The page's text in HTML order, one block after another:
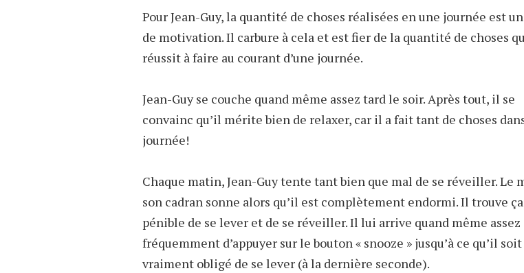
Pour Jean-Guy, la quantité de choses réalisées en une journée est
de motivation. Il carbure à cela et est fier de la quantité de choses
réussit à faire au courant d’une journée.
Jean-Guy se couche quand même assez tard le soir. Après tout, il se
convainc qu’il mérite bien de relaxer, car il a fait tant de choses
journée!
Chaque matin, Jean-Guy tente tant bien que mal de se réveiller. Le
son cadran sonne alors qu’il est complètement endormi. Il trouve
pénible de se lever et de se réveiller. Il lui arrive quand même assez
fréquemment d’appuyer sur le bouton « snooze » jusqu’à ce qu’il soit
vraiment obligé de se lever (à la dernière seconde).